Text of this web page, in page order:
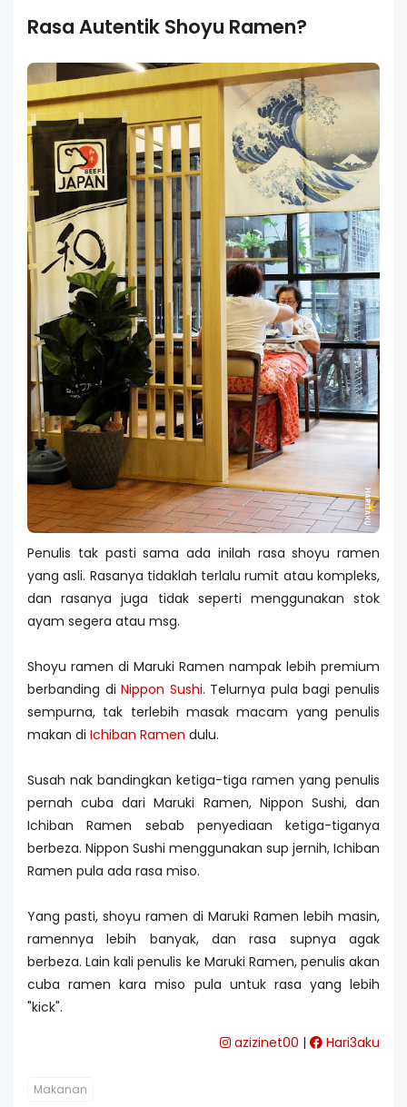
Rasa Autentik Shoyu Ramen?
Penulis tak pasti sama ada inilah rasa shoyu ramen
yang asli. Rasanya tidaklah terlalu rumit atau kompleks,
dan rasanya juga tidak seperti menggunakan stok
ayam segera atau msg.
Shoyu ramen di Maruki Ramen nampak lebih premium
berbanding diNippon Sushi. Telurnya pula bagi penulis
sempurna, tak terlebih masak macam yang penulis
makan di Ichiban Ramen dulu.
Susah nak bandingkan ketiga-tiga ramen yang penulis
pernah cuba dari Maruki Ramen, Nippon Sushi, dan
Ichiban Ramen sebab penyediaan ketiga-tiganya
berbeza. Nippon Sushi menggunakan sup jernih, Ichiban
Ramen pula ada rasa miso.
Yang pasti, shoyu ramen di Maruki Ramen lebih masin,
ramennya lebih banyak, dan rasa supnya agak
berbeza. Lain kali penulis ke Maruki Ramen, penulis akan
cuba ramen kara miso pula untuk rasa yang lebih
"kick".
azizinet00 | Hari3aku
Makanan